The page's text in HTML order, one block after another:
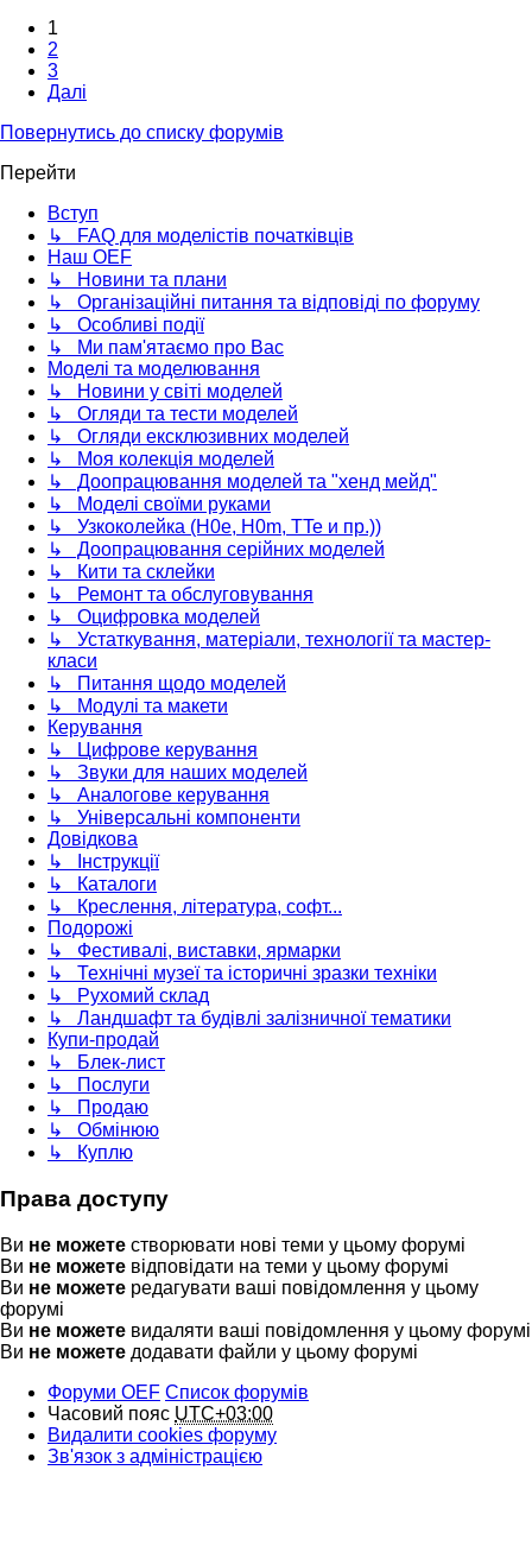
1
2
3
Далі
Повернутись до списку форумів
Перейти
Вступ
↳ FAQ для моделістів початківців
Наш OEF
↳ Новини та плани
↳ Організаційні питання та відповіді по форуму
↳ Особливі події
↳ Ми пам'ятаємо про Вас
Моделі та моделювання
↳ Новини у світі моделей
↳ Огляди та тести моделей
↳ Огляди ексклюзивних моделей
↳ Моя колекція моделей
↳ Доопрацювання моделей та "хенд мейд"
↳ Моделі своїми руками
↳ Узкоколейка (H0e, H0m, TTe и пр.))
↳ Доопрацювання серійних моделей
↳ Кити та склейки
↳ Ремонт та обслуговування
↳ Оцифровка моделей
↳ Устаткування, матеріали, технології та мастер-
класи
↳ Питання щодо моделей
↳ Модулі та макети
Керування
↳ Цифрове керування
↳ Звуки для наших моделей
↳ Аналогове керування
↳ Універсальні компоненти
Довідкова
↳ Інструкції
↳ Каталоги
↳ Креслення, література, софт...
Подорожі
↳ Фестивалі, виставки, ярмарки
↳ Технічні музеї та історичні зразки техніки
↳ Рухомий склад
↳ Ландшафт та будівлі залізничної тематики
Купи-продай
↳ Блек-лист
↳ Послуги
↳ Продаю
↳ Обмінюю
↳ Куплю
Права доступу
Ви не можете створювати нові теми у цьому форумі
Ви не можете відповідати на теми у цьому форумі
Ви не можете редагувати ваші повідомлення у цьому
форумі
Ви не можете видаляти ваші повідомлення у цьому форумі
Ви не можете додавати файли у цьому форумі
Форуми OEF Список форумів
Часовий пояс UTC+03:00
Видалити cookies форуму
Зв'язок з адміністрацією